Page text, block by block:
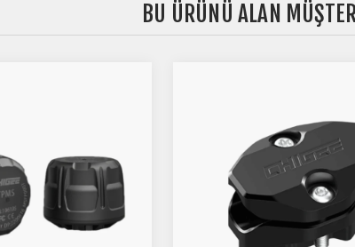
BU ÜRÜNÜ ALAN